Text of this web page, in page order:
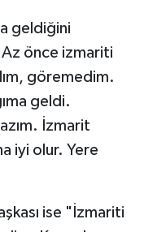
geldiğini
önce izmariti
göremedim.
geldi.
İzmarit
iyi olur. Yere
ise "İzmariti